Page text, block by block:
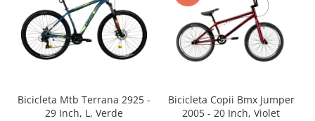
Bicicleta Mtb Terrana 2925 -
29 Inch, L, Verde
Bicicleta Copii Bmx Jumper
2005 - 20 Inch, Violet